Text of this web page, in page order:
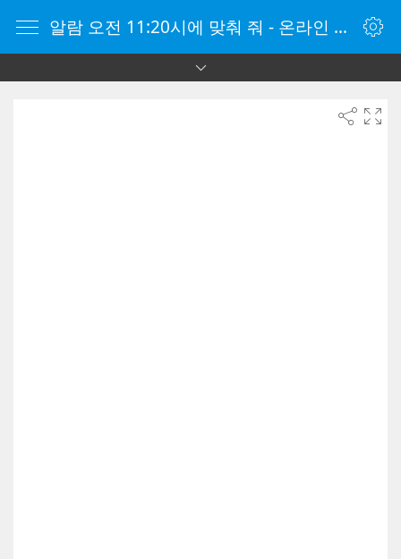
알람 오전 11:20시에 맞춰 줘 - 온라인 알람 시계 - 자명종 온라인 - 온라인 자명종